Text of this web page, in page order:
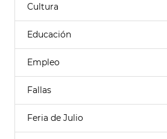
Cultura
Educación
Empleo
Fallas
Feria de Julio